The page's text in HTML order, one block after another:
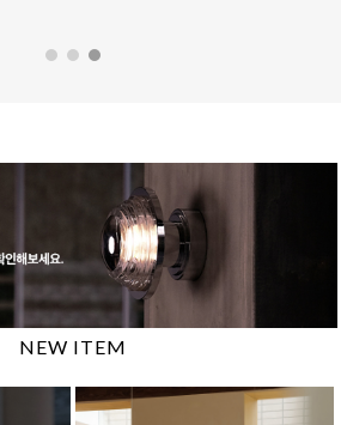
NEW ITEM